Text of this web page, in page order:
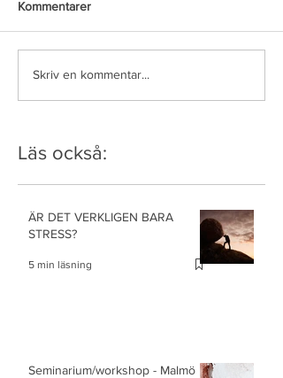
Kommentarer
Skriv en kommentar...
Läs också:
ÄR DET VERKLIGEN BARA
STRESS?
5 min läsning
Seminarium/workshop - Malmö